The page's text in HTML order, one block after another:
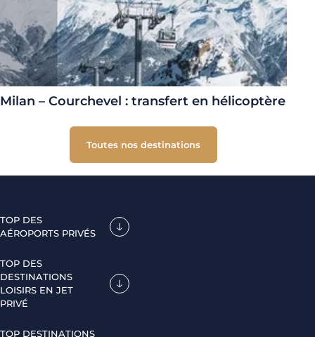
Milan – Courchevel : transfert en hélicoptère
Toutes nos destinations
TOP DES
AÉROPORTS PRIVÉS
TOP DES
DESTINATIONS
LOISIRS EN JET
PRIVÉ
TOP DESTINATIONS